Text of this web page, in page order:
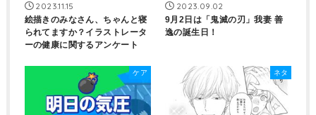
2023.11.15
絵描きのみなさん、ちゃんと寝
られてますか？イラストレータ
ーの健康に関するアンケート
2023.09.02
9月2日は「鬼滅の刃」我妻 善
逸の誕生日！
ケア ネタ